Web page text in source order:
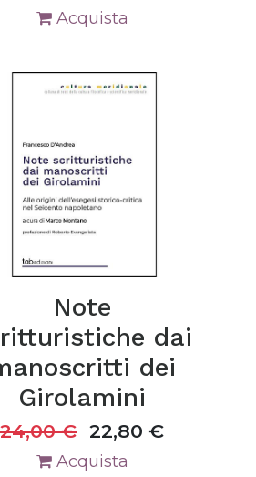
Acquista
Note
dai
dei
Girolamini
24,00€ 22,80 €
Acquista